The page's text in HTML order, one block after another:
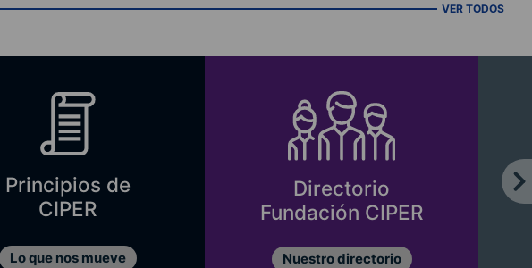
VER TODOS
Directorio
Fundación CIPER
Nuestro directorio
Equipo CIPER
Conócenos